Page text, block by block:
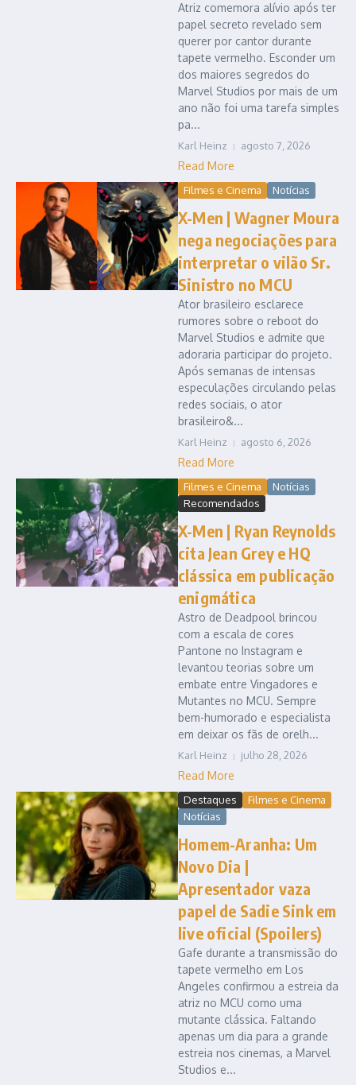
Atriz comemora alívio após ter
papel secreto revelado sem
querer por cantor durante
tapete vermelho. Esconder um
dos maiores segredos do
Marvel Studios por mais de um
ano não foi uma tarefa simples
pa...
Karl Heinz agosto 7, 2026
Read More
Filmes e Cinema Notícias
X-Men | Wagner Moura
nega negociações para
interpretar o vilão Sr.
Sinistro no MCU
Ator brasileiro esclarece
rumores sobre o reboot do
Marvel Studios e admite que
adoraria participar do projeto.
Após semanas de intensas
especulações circulando pelas
redes sociais, o ator
brasileiro&...
Karl Heinz agosto 6, 2026
Read More
Filmes e Cinema
Notícias
Recomendados
X-Men | Ryan Reynolds
cita Jean Grey e HQ
clássica em publicação
enigmática
Astro de Deadpool brincou
com a escala de cores
Pantone no Instagram e
levantou teorias sobre um
embate entre Vingadores e
Mutantes no MCU. Sempre
bem-humorado e especialista
em deixar os fãs de orelh...
Karl Heinz julho 28, 2026
Read More
Destaques
Filmes e Cinema
Notícias
Homem-Aranha: Um
Novo Dia |
Apresentador vaza
papel de Sadie Sink em
live oficial (Spoilers)
Gafe durante a transmissão do
tapete vermelho em Los
Angeles confirmou a estreia da
atriz no MCU como uma
mutante clássica. Faltando
apenas um dia para a grande
estreia nos cinemas, a Marvel
Studios e...